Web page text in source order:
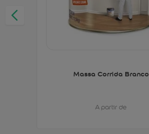
Massa Corrida Branco
A partir de